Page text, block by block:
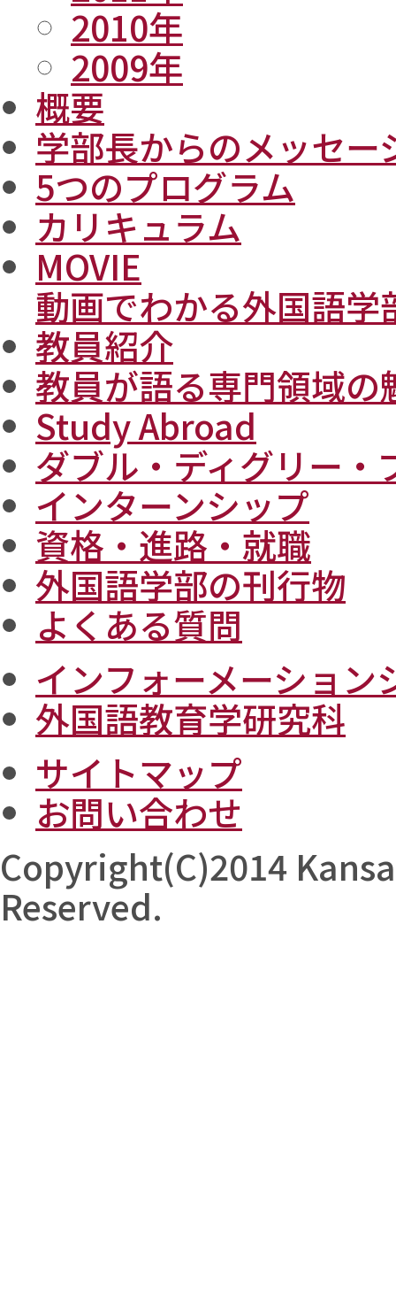
2010年
2009年
概要
学部長からのメッセー
5つのプログラム
カリキュラム
MOVIE
動画でわかる外国語学
教員紹介
教員が語る専門領域の
Study Abroad
ダブル・ディグリー・
インターンシップ
資格・進路・就職
外国語学部の刊行物
よくある質問
インフォーメーション
外国語教育学研究科
サイトマップ
お問い合わせ
Copyright(C)2014
Reserved.